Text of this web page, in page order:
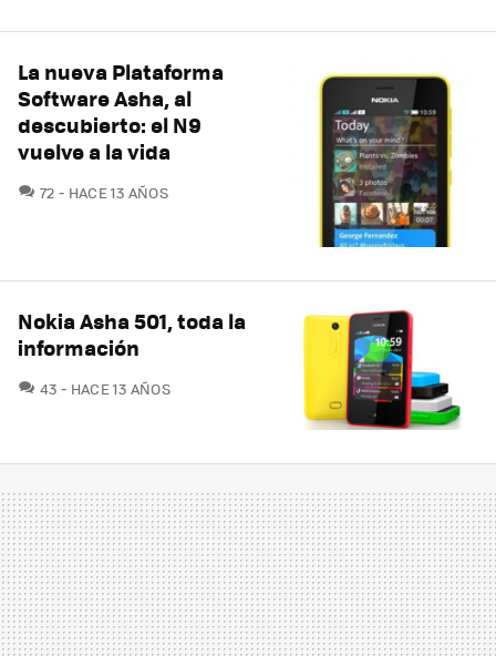
La nueva Plataforma
Software Asha, al
descubierto: el N9
vuelve a la vida
72 COMENTARIOS
HACE 13 AÑOS
Nokia Asha 501, toda la
información
43 COMENTARIOS
HACE 13 AÑOS